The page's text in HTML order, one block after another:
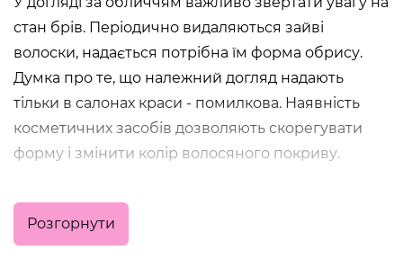
стан брів. Періодично видаляються зайві
волоски, надається потрібна їм форма обрису.
Думка про те, що належний догляд надають
тільки в салонах краси - помилкова. Наявність
косметичних засобів дозволяють скорегувати
форму і змінити колір волосяного покриву.
Продукція по догляду за
бровами
Розгорнути